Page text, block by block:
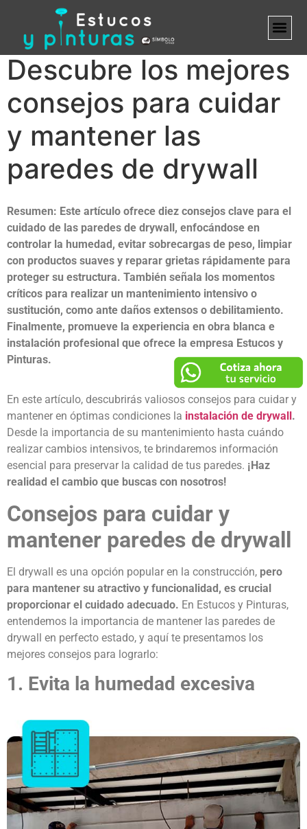
Descubre los mejores
consejos para cuidar
y mantener las
paredes de drywall
Resumen: Este artículo ofrece diez consejos clave para el
cuidado de las paredes de drywall, enfocándose en
controlar la humedad, evitar sobrecargas de peso, limpiar
con productos suaves y reparar grietas rápidamente para
proteger su estructura. También señala los momentos
críticos para realizar un mantenimiento intensivo o
sustitución, como ante daños extensos o debilitamiento.
Finalmente, promueve la experiencia en obra blanca e
instalación profesional que ofrece la empresa Estucos y
Pinturas.
En este artículo, descubrirás valiosos consejos para cuidar y
mantener en óptimas condiciones la instalación de drywall .
Desde la importancia de su mantenimiento hasta cuándo
realizar cambios intensivos, te brindaremos información
esencial para preservar la calidad de tus paredes. ¡Haz
realidad el cambio que buscas con nosotros!
Consejos para cuidar y
mantener paredes de drywall
El drywall es una opción popular en la construcción, pero
para mantener su atractivo y funcionalidad, es crucial
proporcionar el cuidado adecuado. En Estucos y Pinturas,
entendemos la importancia de mantener las paredes de
drywall en perfecto estado, y aquí te presentamos los
mejores consejos para lograrlo:
1. Evita la humedad excesiva